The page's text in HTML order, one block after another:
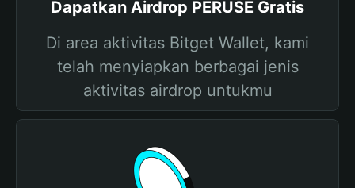
Dapatkan Airdrop PERUSE Gratis
Di area aktivitas Bitget Wallet, kami
telah menyiapkan berbagai jenis
aktivitas airdrop untukmu